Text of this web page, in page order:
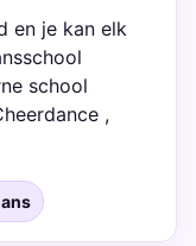
en je kan elk
school
,